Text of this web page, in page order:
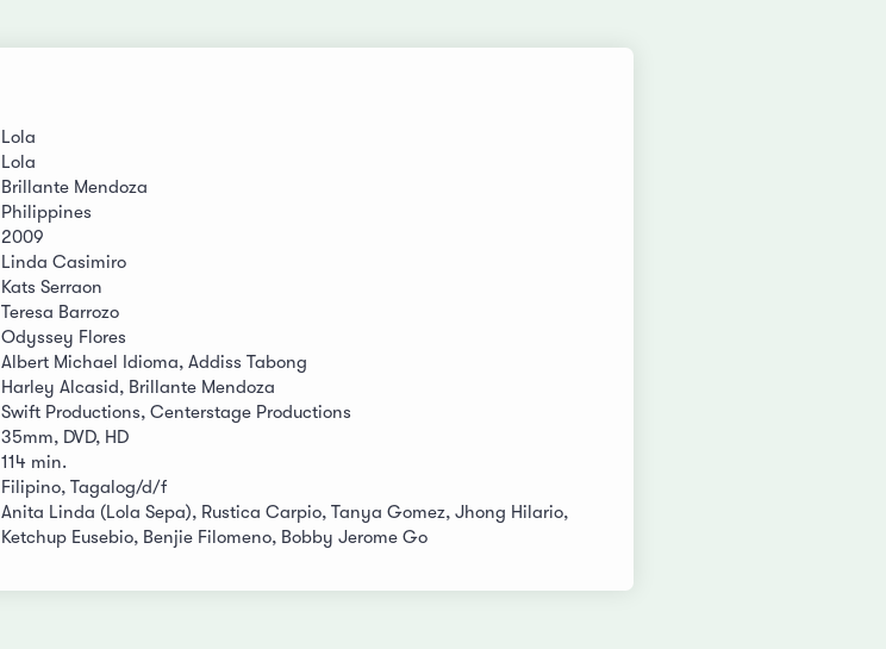
Lola
Lola
Brillante Mendoza
Philippines
2009
Linda Casimiro
Kats Serraon
Teresa Barrozo
Odyssey Flores
Albert Michael Idioma, Addiss Tabong
Harley Alcasid, Brillante Mendoza
Swift Productions, Centerstage Productions
35mm, DVD, HD
114 min.
Filipino, Tagalog/d/f
Anita Linda (Lola Sepa), Rustica Carpio, Tanya Gomez, Jhong Hilario,
Ketchup Eusebio, Benjie Filomeno, Bobby Jerome Go